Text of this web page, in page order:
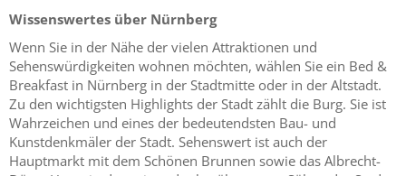
Wissenswertes über Nürnberg
Wenn Sie in der Nähe der vielen Attraktionen und
Sehenswürdigkeiten wohnen möchten, wählen Sie ein Bed &
Breakfast in Nürnberg in der Stadtmitte oder in der Altstadt.
Zu den wichtigsten Highlights der Stadt zählt die Burg. Sie ist
Wahrzeichen und eines der bedeutendsten Bau- und
Kunstdenkmäler der Stadt. Sehenswert ist auch der
Hauptmarkt mit dem Schönen Brunnen sowie das Albrecht-